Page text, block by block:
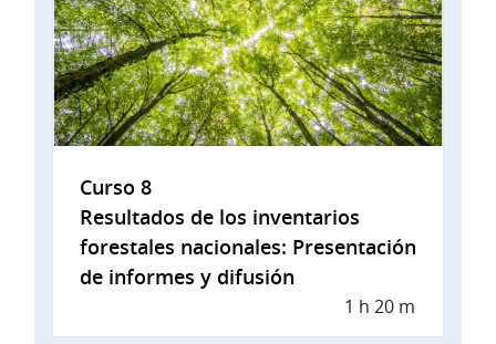
Curso 8
Resultados de los inventarios
forestales nacionales: Presentación
de informes y difusión
1 h 20 m